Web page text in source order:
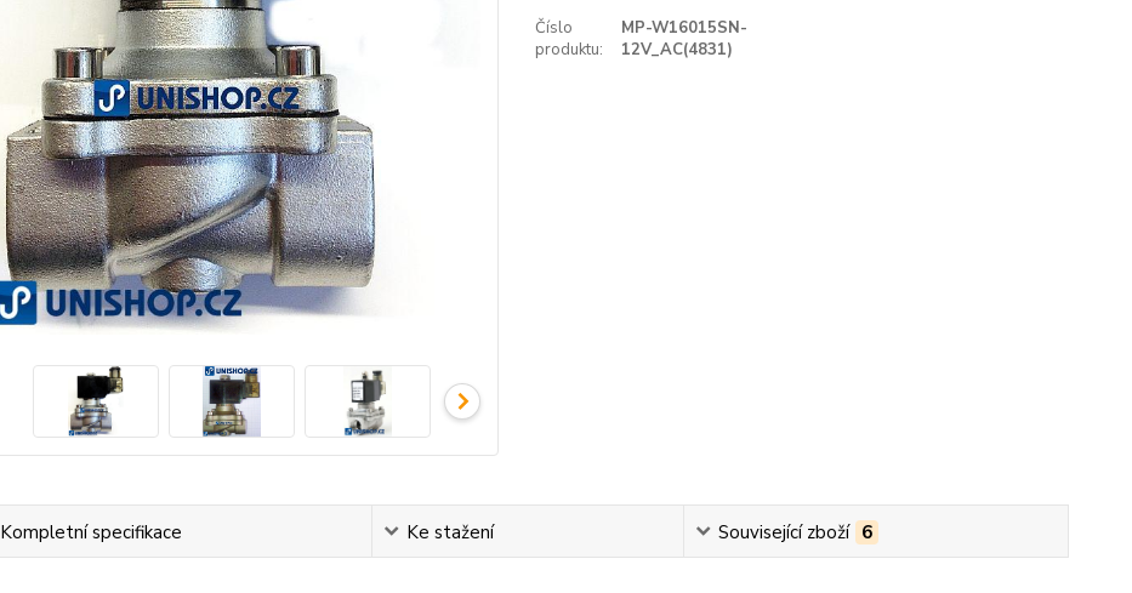
Číslo
produktu:
MP-W16015SN-
12V_AC(4831)
Kompletní specifikace Ke stažení Související zboží 6